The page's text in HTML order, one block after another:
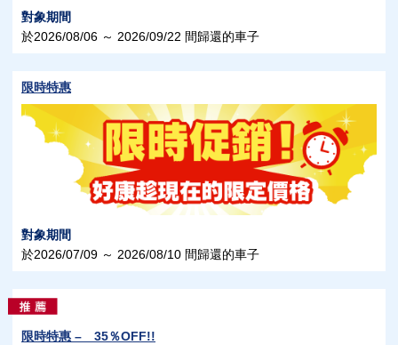
對象期間
於2026/08/06 ～ 2026/09/22 間歸還的車子
限時特惠
對象期間
於2026/07/09 ～ 2026/08/10 間歸還的車子
限時特惠 – 35％OFF!!